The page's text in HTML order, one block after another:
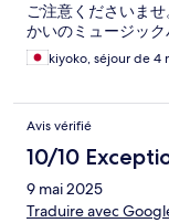
ご注意くださいま
かいのミュージッ
は気にならずに眠っ
ました。
kiyoko, séjour de 4
Avis vérifié
10/10
9 mai 2025
Traduire avec